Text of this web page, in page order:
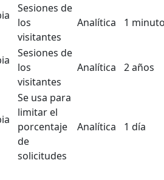
Sesiones de
los
visitantes
Analítica 1
Sesiones de
los
visitantes
Analítica 2 años
Se usa para
limitar el
porcentaje
de
solicitudes
Analítica 1 día